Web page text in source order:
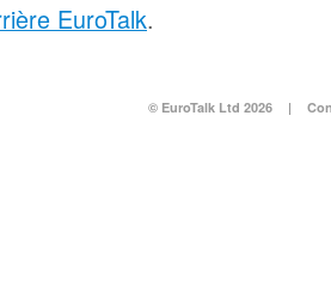
EuroTalk.
© EuroTalk Ltd 2026 |